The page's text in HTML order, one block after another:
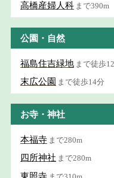
高橋産婦人科 まで390m
公園・自然
福島住吉緑地 まで徒歩
末広公園 まで徒歩14分
お寺・神社
本福寺 まで280m
四所神社 まで280m
東照寺